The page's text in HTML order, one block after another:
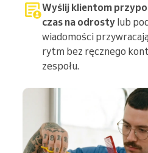
Wyślij klientom
czas na odrosty lub
wiadomości
rytm bez ręcznego
zespołu.